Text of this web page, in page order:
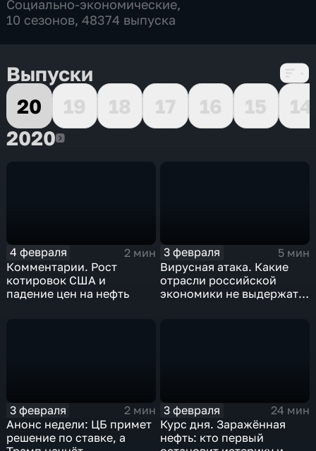
Социально-экономические,
10 сезонов, 48374 выпуска
Выпуски
20
19 18 17 16 15
14
20202020
4 февраля
2 мин
Комментарии. Рост
котировок США и
падение цен на нефть
3 февраля
5 мин
Вирусная атака. Какие
отрасли российской
экономики не выдержат
3 февраля
2 мин
Анонс недели: ЦБ примет
решение по ставке, а
3 февраля
24 мин
Курс дня. Заражённая
нефть: кто первый